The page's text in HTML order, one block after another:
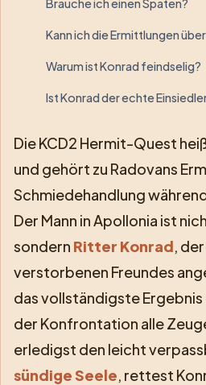
Brauche ich einen Spaten?
Kann ich die Ermittlungen
Warum ist Konrad feindselig?
Ist Konrad der echte
Die KCD2 Hermit-Quest
und gehört zu Radovans
Schmiedehandlung
Der Mann in Apollonia ist
sondern Ritter Konrad,
verstorbenen Freundes
das vollständigste
der Konfrontation alle
erledigst den leicht
sündige Seele, rettest